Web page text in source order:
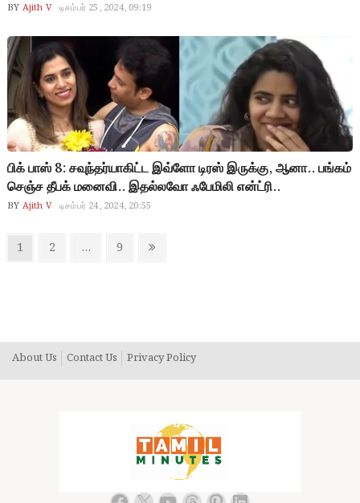
BY Ajith V டிசம்பர் 25, 2024, 09:19
பிக் பாஸ் 8: சவுந்தர்யாகிட்ட இவ்ளோ டிரஸ் இருக்கு, ஆனா.. பங்கம்
செஞ்ச தீபக் மனைவி.. இதல்லவோ ஃபேமிலி என்ட்ரி..
BY Ajith V டிசம்பர் 24, 2024, 20:55
Posts
Page
1 Page
2 … Page
9
Next
About Us Contact Us Privacy Policy